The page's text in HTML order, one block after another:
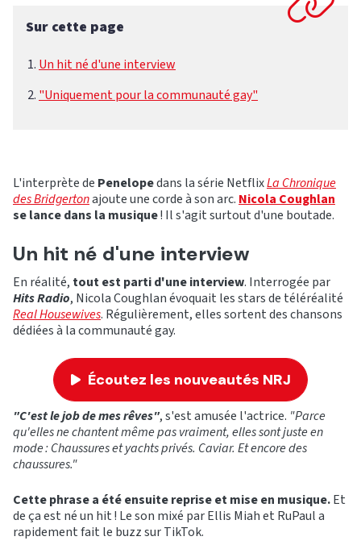
Sur cette page
Un hit né d'une interview
"Uniquement pour la communauté gay"
L'interprète de Penelopedans la série NetflixLa Chronique
des Bridgertonajoute une corde à son arc. Nicola Coughlan
se lance dans la musique! Il s'agit surtout d'une boutade.
Un hit né d'une interview
En réalité, tout est parti d'une interview. Interrogée par
Hits Radio, Nicola Coughlan évoquait les stars de téléréalité
Real Housewives. Régulièrement, elles sortent des chansons
dédiées à la communauté gay.
Écoutez les nouveautés NRJ
"C'est le job de mes rêves", s'est amusée l'actrice. "Parce
qu'elles ne chantent même pas vraiment, elles sont juste en
mode : Chaussures et yachts privés. Caviar. Et encore des
chaussures."
Cette phrase a été ensuite reprise et mise en musique.Et
de ça est né un hit ! Le son mixé par Ellis Miah et RuPaul a
rapidement fait le buzz sur TikTok.